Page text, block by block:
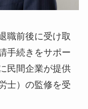
職前後に受け取
手続きをサポー
民間企業が提供
士）の監修を受